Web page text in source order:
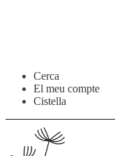
Salta
navegació
contingut
Cerca
El meu compte
Cistella